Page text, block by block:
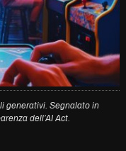
generativi. Segnalato in
dell’AI Act.